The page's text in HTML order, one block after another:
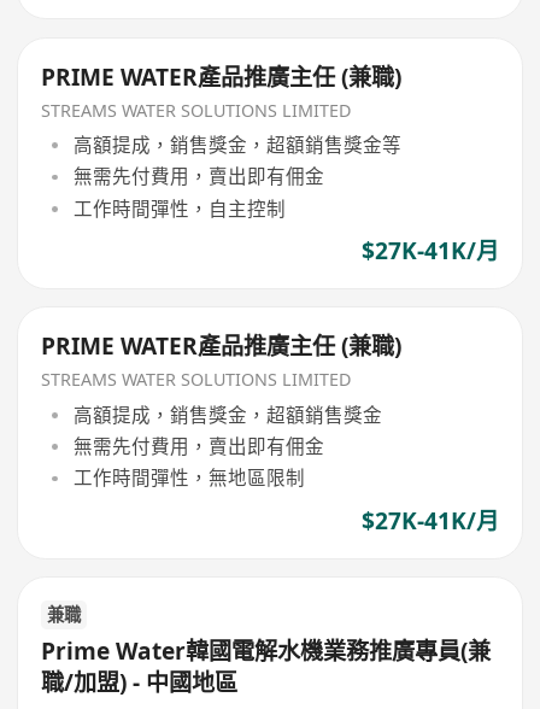
PRIME WATER產品推廣主任 (兼職)
STREAMS WATER SOLUTIONS LIMITED
高額提成，銷售獎金，超額銷售獎金等
無需先付費用，賣出即有佣金
工作時間彈性，自主控制
$27K-41K/月
PRIME WATER產品推廣主任 (兼職)
STREAMS WATER SOLUTIONS LIMITED
高額提成，銷售獎金，超額銷售獎金
無需先付費用，賣出即有佣金
工作時間彈性，無地區限制
$27K-41K/月
兼職
Prime Water韓國電解水機業務推廣專員(兼
職/加盟) - 中國地區